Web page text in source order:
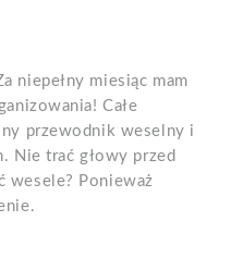
niepełny miesiąc mam
Całe
przewodnik weselny i
Nie trać głowy przed
wesele? Ponieważ